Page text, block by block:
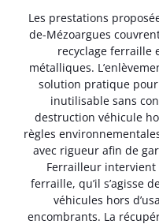
Les prestations
de-Mézoargues
recyclage ferraille
métalliques.
solution pratique pour
inutilisable sans
destruction véhicule
règles
avec rigueur afin de
Ferrailleur
ferraille, qu’il s’agisse
véhicules hors
encombrants. La